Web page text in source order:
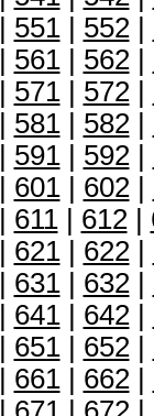
551| 552|
561| 562|
571| 572|
581| 582|
591| 592|
601| 602|
611| 612|
621| 622|
631| 632|
641| 642|
651| 652|
661| 662|